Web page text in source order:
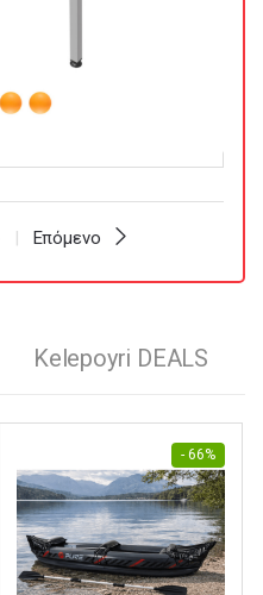
Επόμενο
Kelepoyri DEALS
- 66%